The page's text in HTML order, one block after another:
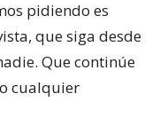
pidiendo es
que siga desde
Que continúe
cualquier